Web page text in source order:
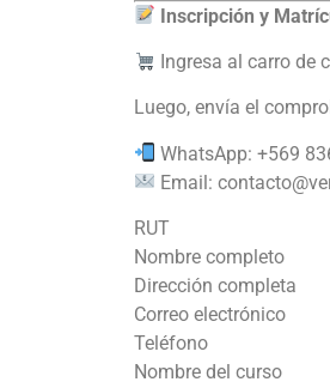
Inscripción y
Ingresa al carro de
Luego, envía el
WhatsApp: +569
Email:
RUT
Nombre completo
Dirección completa
Correo electrónico
Teléfono
Nombre del curso